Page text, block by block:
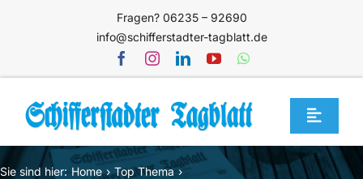
Fragen? 06235 – 92690
info@schifferstadter-tagblatt.de
Toggle
Home
Sie sind hier: Home
Top Thema